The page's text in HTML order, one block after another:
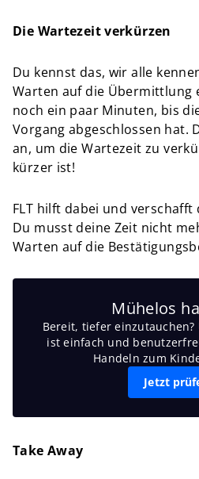
Die Wartezeit verkürzen
Du kennst das, wir alle
Warten auf die Übermittlung
noch ein paar Minuten, bis
Vorgang abgeschlossen hat.
an, um die Wartezeit zu
kürzer ist!
FLT hilft dabei und
Du musst deine Zeit nicht
Warten auf die
Mühelos
Bereit, tiefer einzutauchen?
ist einfach und
Handeln zum
Jetzt
Take Away